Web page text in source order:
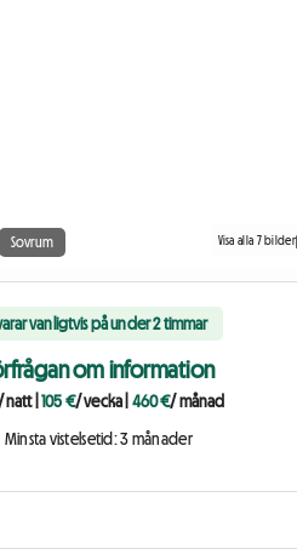
Sovrum Visa alla 7 bilder
vanligtvis på under 2 timmar
om information
natt|105 €/ vecka 460 €/ månad
Minsta vistelsetid: 3 månader